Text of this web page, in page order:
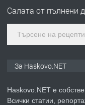
Салата от пълнени
За Haskovo.NET
Haskovo.NET е
Всички статии,